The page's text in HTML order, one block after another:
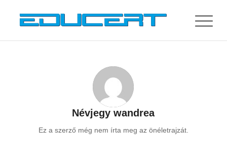
Névjegywandrea
Ez a szerző még nem írta meg az önéletrajzát.